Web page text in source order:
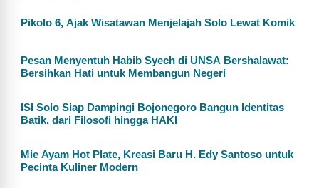
Pikolo 6, Ajak Wisatawan Menjelajah Solo Lewat Komik
Pesan Menyentuh Habib Syech di UNSA Bershalawat:
Bersihkan Hati untuk Membangun Negeri
ISI Solo Siap Dampingi Bojonegoro Bangun Identitas
Batik, dari Filosofi hingga HAKI
Mie Ayam Hot Plate, Kreasi Baru H. Edy Santoso untuk
Pecinta Kuliner Modern